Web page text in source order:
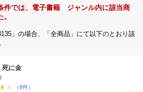
件では、電子書籍 ジャンル内に該当商
」の場合、「全商品」にて以下のとおり該
死に金
（8件）